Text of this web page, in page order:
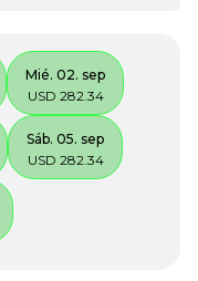
Mié. 02. sep
USD 282.34
Sáb. 05. sep
USD 282.34